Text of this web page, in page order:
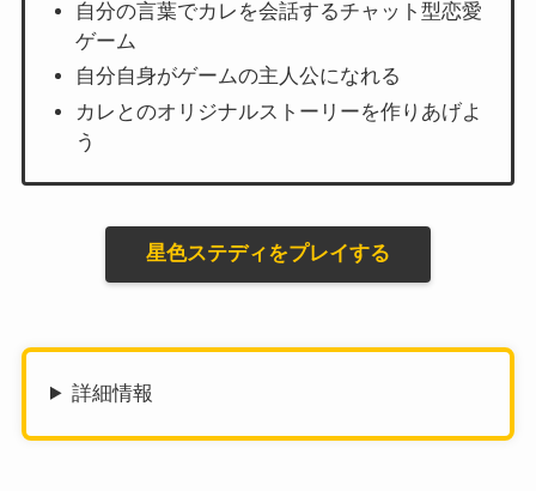
自分の言葉でカレを会話するチャット型恋愛
ゲーム
自分自身がゲームの主人公になれる
カレとのオリジナルストーリーを作りあげよ
う
星色ステディをプレイする
詳細情報